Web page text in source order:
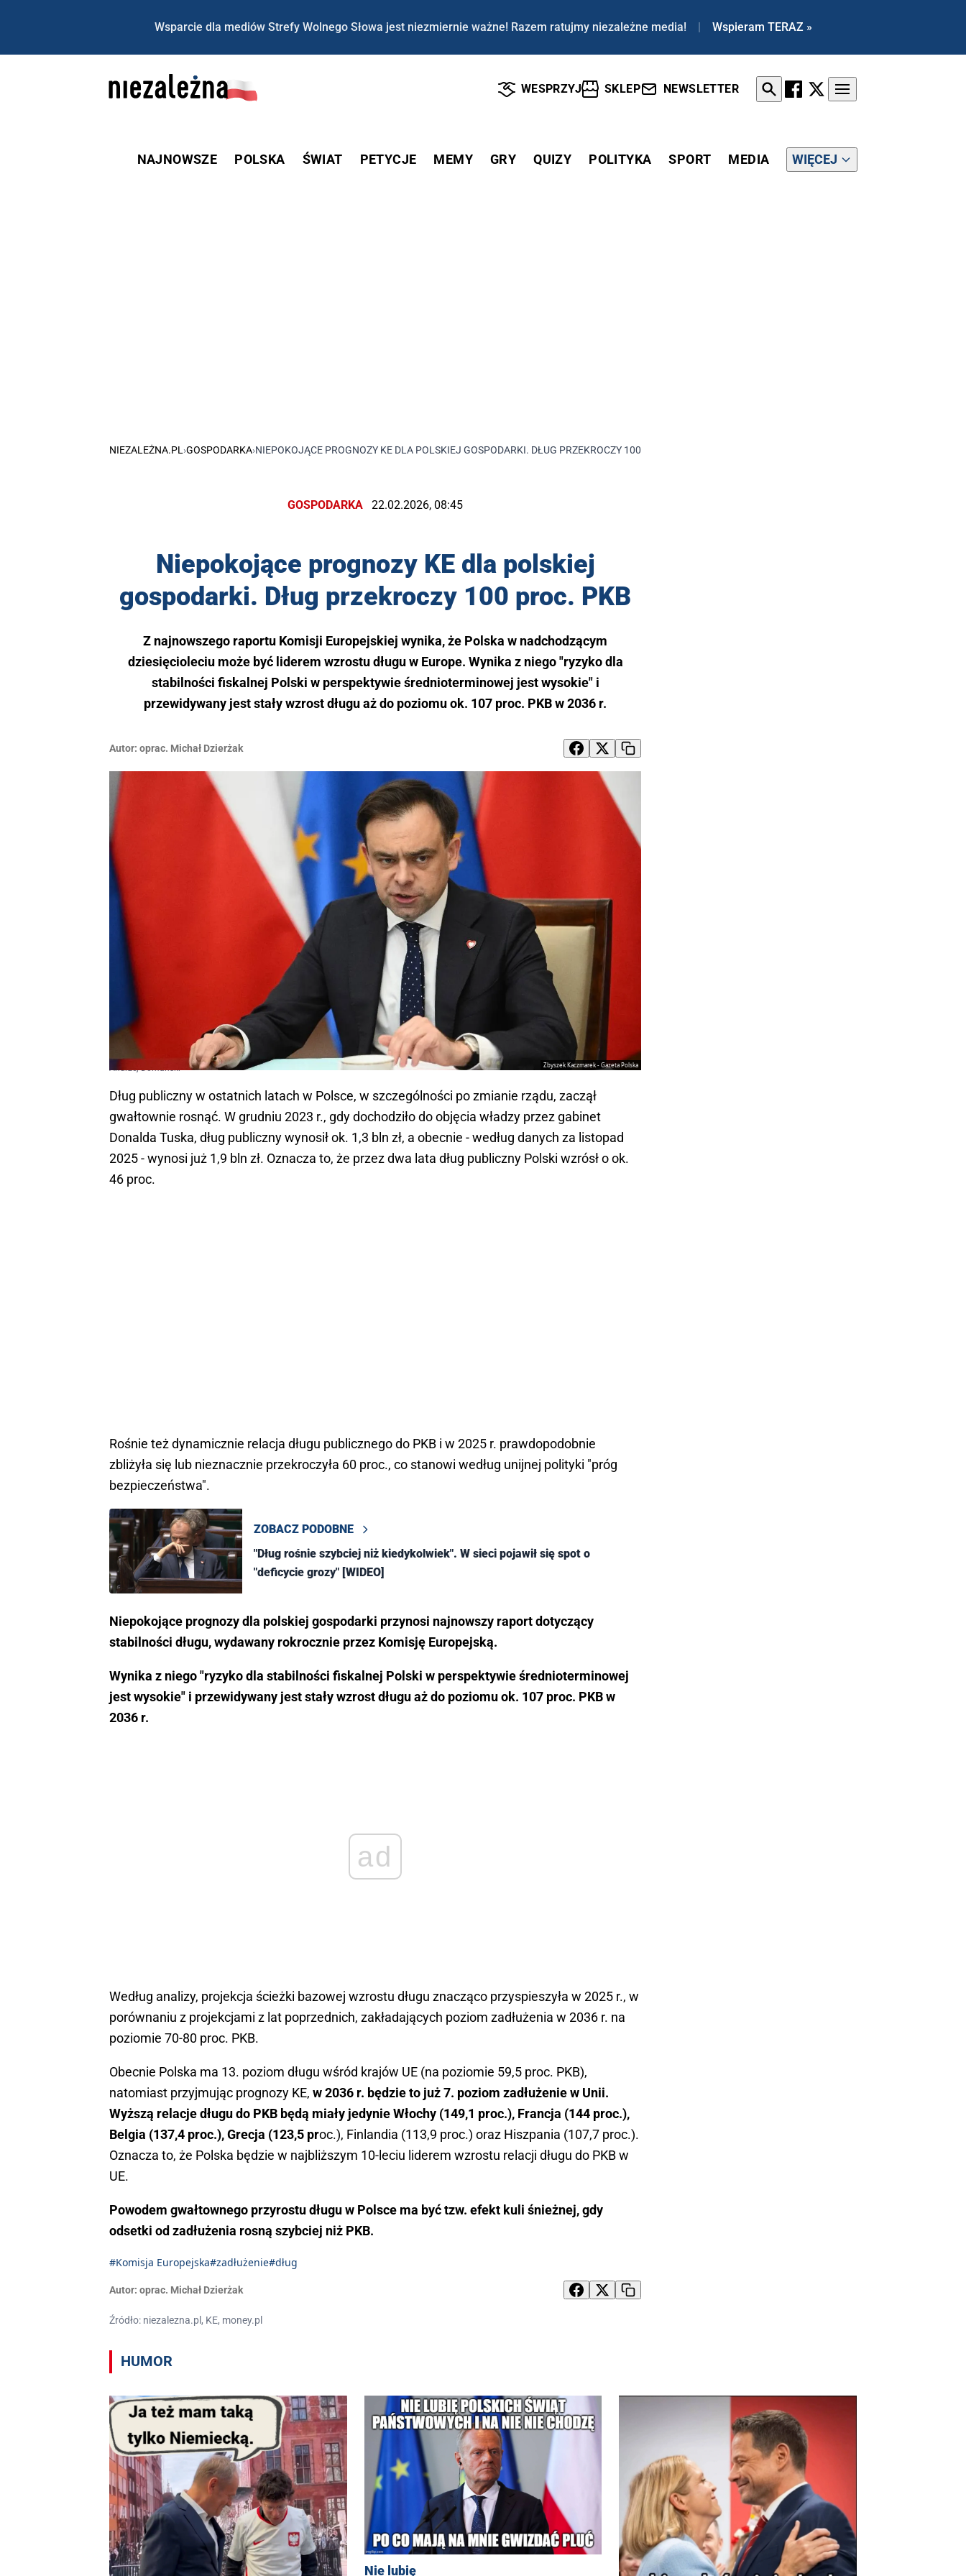
Wsparcie dla mediów Strefy Wolnego Słowa jest niezmiernie ważne! Razem ratujmy niezależne media! | Wspieram TERAZ »
WESPRZYJ SKLEP NEWSLETTER
NAJNOWSZE POLSKA ŚWIAT PETYCJE MEMY GRY QUIZY POLITYKA SPORT MEDIA WIĘCEJ
NIEZALEŻNA.PL ›GOSPODARKA›NIEPOKOJĄCE PROGNOZY KE DLA POLSKIEJ GOSPODARKI. DŁUG PRZEKROCZY 100 PROC. PKB
GOSPODARKA 22.02.2026, 08:45
Niepokojące prognozy KE dla polskiej
gospodarki. Dług przekroczy 100 proc. PKB
Z najnowszego raportu Komisji Europejskiej wynika, że Polska w nadchodzącym
dziesięcioleciu może być liderem wzrostu długu w Europe. Wynika z niego "ryzyko dla
stabilności fiskalnej Polski w perspektywie średnioterminowej jest wysokie" i
przewidywany jest stały wzrost długu aż do poziomu ok. 107 proc. PKB w 2036 r.
Autor: oprac. Michał Dzierżak
Zbyszek Kaczmarek - Gazeta Polska
Andrzej Domański
Dług publiczny w ostatnich latach w Polsce, w szczególności po zmianie rządu, zaczął
gwałtownie rosnąć. W grudniu 2023 r., gdy dochodziło do objęcia władzy przez gabinet
Donalda Tuska, dług publiczny wynosił ok. 1,3 bln zł, a obecnie - według danych za listopad
2025 - wynosi już 1,9 bln zł. Oznacza to, że przez dwa lata dług publiczny Polski wzrósł o ok.
46 proc.
Rośnie też dynamicznie relacja długu publicznego do PKB i w 2025 r. prawdopodobnie
zbliżyła się lub nieznacznie przekroczyła 60 proc., co stanowi według unijnej polityki "próg
bezpieczeństwa".
ZOBACZ PODOBNE
"Dług rośnie szybciej niż kiedykolwiek". W sieci pojawił się spot o
"deficycie grozy" [WIDEO]
Niepokojące prognozy dla polskiej gospodarki przynosi najnowszy raport dotyczący
stabilności długu, wydawany rokrocznie przez Komisję Europejską.
Wynika z niego "ryzyko dla stabilności fiskalnej Polski w perspektywie średnioterminowej
jest wysokie" i przewidywany jest stały wzrost długu aż do poziomu ok. 107 proc. PKB w
2036 r.
ad
Według analizy, projekcja ścieżki bazowej wzrostu długu znacząco przyspieszyła w 2025 r., w
porównaniu z projekcjami z lat poprzednich, zakładających poziom zadłużenia w 2036 r. na
poziomie 70-80 proc. PKB.
Obecnie Polska ma 13. poziom długu wśród krajów UE (na poziomie 59,5 proc. PKB),
natomiast przyjmując prognozy KE, w 2036 r. będzie to już 7. poziom zadłużenie w Unii.
Wyższą relacje długu do PKB będą miały jedynie Włochy (149,1 proc.), Francja (144 proc.),
Belgia (137,4 proc.), Grecja (123,5 proc.), Finlandia (113,9 proc.) oraz Hiszpania (107,7 proc.).
Oznacza to, że Polska będzie w najbliższym 10-leciu liderem wzrostu relacji długu do PKB w
UE.
Powodem gwałtownego przyrostu długu w Polsce ma być tzw. efekt kuli śnieżnej, gdy
odsetki od zadłużenia rosną szybciej niż PKB.
#Komisja Europejska#zadłużenie#dług
Autor: oprac. Michał Dzierżak
Źródło: niezalezna.pl, KE, money.pl
HUMOR
Nie lubię